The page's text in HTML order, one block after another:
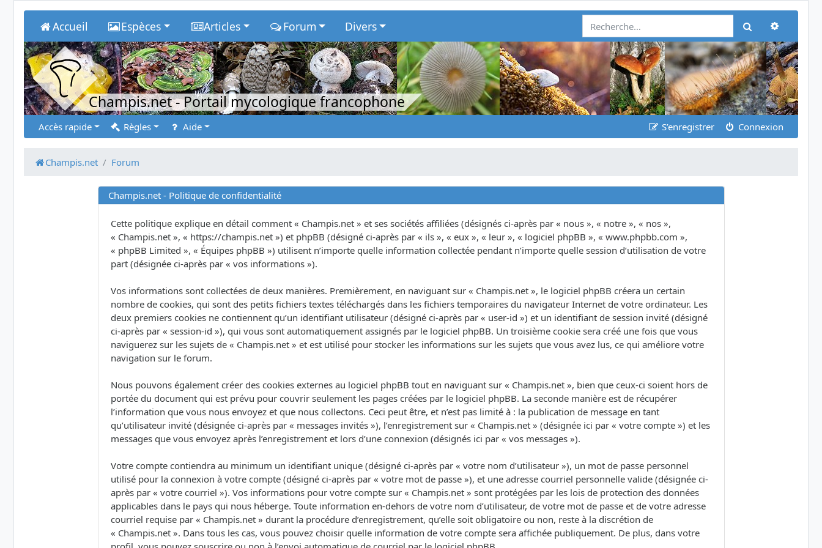
Accueil Espèces Articles Forum Divers Rechercher
Champis.net- Portail mycologique francophone
Accès rapide Règles Aide S’enregistrer Connexion
Champis.net Forum
Champis.net - Politique de confidentialité
Cette politique explique en détail comment « Champis.net » et ses sociétés affiliées (désignés ci-après par « nous », « notre », « nos »,
« Champis.net », « https://champis.net ») et phpBB (désigné ci-après par « ils », « eux », « leur », « logiciel phpBB », « www.phpbb.com »,
« phpBB Limited », « Équipes phpBB ») utilisent n’importe quelle information collectée pendant n’importe quelle session d’utilisation de votre
part (désignée ci-après par « vos informations »).
Vos informations sont collectées de deux manières. Premièrement, en naviguant sur « Champis.net », le logiciel phpBB créera un certain
nombre de cookies, qui sont des petits fichiers textes téléchargés dans les fichiers temporaires du navigateur Internet de votre ordinateur. Les
deux premiers cookies ne contiennent qu’un identifiant utilisateur (désigné ci-après par « user-id ») et un identifiant de session invité (désigné
ci-après par « session-id »), qui vous sont automatiquement assignés par le logiciel phpBB. Un troisième cookie sera créé une fois que vous
naviguerez sur les sujets de « Champis.net » et est utilisé pour stocker les informations sur les sujets que vous avez lus, ce qui améliore votre
navigation sur le forum.
Nous pouvons également créer des cookies externes au logiciel phpBB tout en naviguant sur « Champis.net », bien que ceux-ci soient hors de
portée du document qui est prévu pour couvrir seulement les pages créées par le logiciel phpBB. La seconde manière est de récupérer
l’information que vous nous envoyez et que nous collectons. Ceci peut être, et n’est pas limité à : la publication de message en tant
qu’utilisateur invité (désignée ci-après par « messages invités »), l’enregistrement sur « Champis.net » (désignée ici par « votre compte ») et les
messages que vous envoyez après l’enregistrement et lors d’une connexion (désignés ici par « vos messages »).
Votre compte contiendra au minimum un identifiant unique (désigné ci-après par « votre nom d’utilisateur »), un mot de passe personnel
utilisé pour la connexion à votre compte (désigné ci-après par « votre mot de passe »), et une adresse courriel personnelle valide (désignée ci-
après par « votre courriel »). Vos informations pour votre compte sur « Champis.net » sont protégées par les lois de protection des données
applicables dans le pays qui nous héberge. Toute information en-dehors de votre nom d’utilisateur, de votre mot de passe et de votre adresse
courriel requise par « Champis.net » durant la procédure d’enregistrement, qu’elle soit obligatoire ou non, reste à la discrétion de
« Champis.net ». Dans tous les cas, vous pouvez choisir quelle information de votre compte sera affichée publiquement. De plus, dans votre